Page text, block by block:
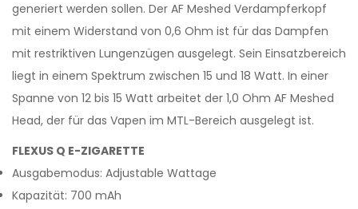
generiert werden sollen. Der AF Meshed Verdampferkopf
mit einem Widerstand von 0,6 Ohm ist für das Dampfen
mit restriktiven Lungenzügen ausgelegt. Sein Einsatzbereich
liegt in einem Spektrum zwischen 15 und 18 Watt. In einer
Spanne von 12 bis 15 Watt arbeitet der 1,0 Ohm AF Meshed
Head, der für das Vapen im MTL-Bereich ausgelegt ist.
FLEXUS Q E-ZIGARETTE
Ausgabemodus: Adjustable Wattage
Kapazität: 700 mAh